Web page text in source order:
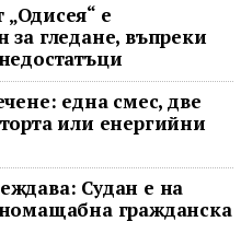
е
за гледане, въпреки
една смес, две
или енергийни
Судан е на
гражданска